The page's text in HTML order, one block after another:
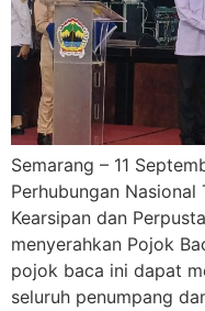
Semarang – 11
Perhubungan Nasional
Kearsipan dan
menyerahkan Pojok
pojok baca ini dapat
seluruh penumpang